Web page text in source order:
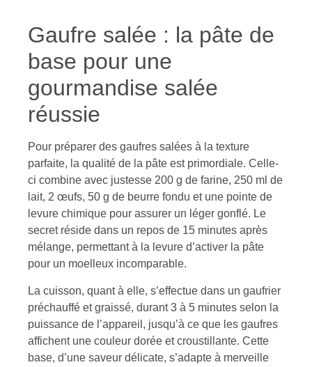
Gaufre salée : la pâte de
base pour une
gourmandise salée
réussie
Pour préparer des gaufres salées à la texture
parfaite, la qualité de la pâte est primordiale. Celle-
ci combine avec justesse 200 g de farine, 250 ml de
lait, 2 œufs, 50 g de beurre fondu et une pointe de
levure chimique pour assurer un léger gonflé. Le
secret réside dans un repos de 15 minutes après
mélange, permettant à la levure d’activer la pâte
pour un moelleux incomparable.
La cuisson, quant à elle, s’effectue dans un gaufrier
préchauffé et graissé, durant 3 à 5 minutes selon la
puissance de l’appareil, jusqu’à ce que les gaufres
affichent une couleur dorée et croustillante. Cette
base, d’une saveur délicate, s’adapte à merveille